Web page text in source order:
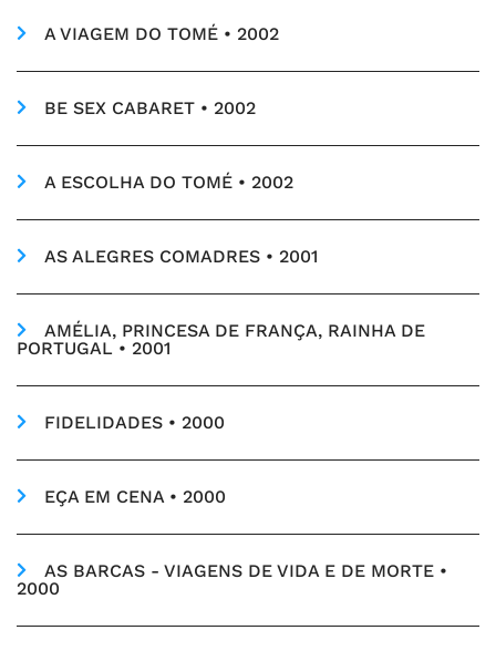
A VIAGEM DO TOMÉ • 2002
BE SEX CABARET • 2002
A ESCOLHA DO TOMÉ • 2002
AS ALEGRES COMADRES • 2001
AMÉLIA, PRINCESA DE FRANÇA, RAINHA DE
PORTUGAL • 2001
FIDELIDADES • 2000
EÇA EM CENA • 2000
AS BARCAS - VIAGENS DE VIDA E DE MORTE •
2000